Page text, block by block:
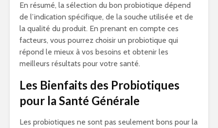
En résumé, la sélection du bon probiotique dépend
de l’indication spécifique, de la souche utilisée et de
la qualité du produit. En prenant en compte ces
facteurs, vous pourrez choisir un probiotique qui
répond le mieux à vos besoins et obtenir les
meilleurs résultats pour votre santé.
Les Bienfaits des Probiotiques
pour la Santé Générale
Les probiotiques ne sont pas seulement bons pour la